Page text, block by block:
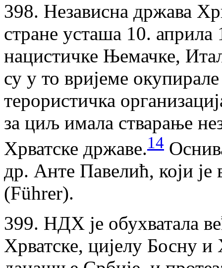
398. Независна држава
стране усташа 10.
нацистичке Њемачке,
су у то вријеме
терористичка
за циљ имала стварање
Хрватске државе.14
др. Анте Павелић, који
(Führer).
399. НДХ је обухватала
Хрватске, цијелу Босну